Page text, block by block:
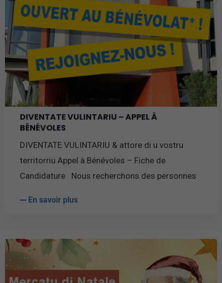
DIVENTATE VULINTARIU – APPEL À
BÉNÉVOLES
DIVENTATE VULINTARIU & attore di u vostru
territorriu Appel à Bénévoles – Fiche de
Candidature Nous recherchons des personnes
En savoir plus